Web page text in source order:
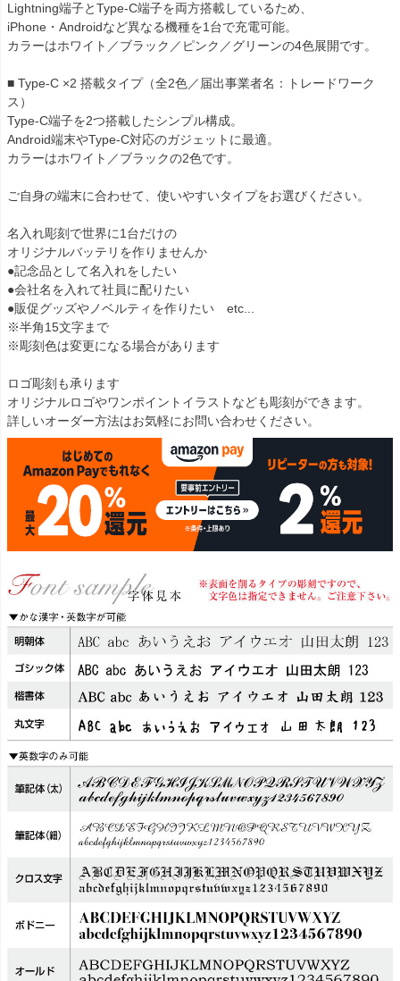
Lightning端子とType-C端子を両方搭載しているため、
iPhone・Androidなど異なる機種を1台で充電可能。
カラーはホワイト／ブラック／ピンク／グリーンの4色展開です。
■ Type-C ×2 搭載タイプ（全2色／届出事業者名：トレードワーク
ス）
Type-C端子を2つ搭載したシンプル構成。
Android端末やType-C対応のガジェットに最適。
カラーはホワイト／ブラックの2色です。
ご自身の端末に合わせて、使いやすいタイプをお選びください。
名入れ彫刻で世界に1台だけの
オリジナルバッテリを作りませんか
●記念品として名入れをしたい
●会社名を入れて社員に配りたい
●販促グッズやノベルティを作りたい etc...
※半角15文字まで
※彫刻色は変更になる場合があります
ロゴ彫刻も承ります
オリジナルロゴやワンポイントイラストなども彫刻ができます。
詳しいオーダー方法はお気軽にお問い合わせください。